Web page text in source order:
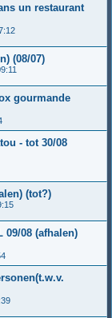
un restaurant
(08/07)
gourmande
- tot 30/08
(tot?)
09/08 (afhalen)